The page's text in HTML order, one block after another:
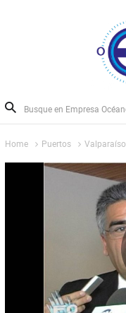
Home Puertos Valparaíso